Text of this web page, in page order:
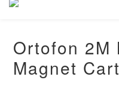
Ortofon 2M
Magnet